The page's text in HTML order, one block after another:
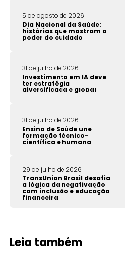
5 de agosto de 2026
Dia Nacional da Saúde:
histórias que mostram o
poder do cuidado
31 de julho de 2026
Investimento em IA deve
ter estratégia
diversificada e global
31 de julho de 2026
Ensino de Saúde une
formação técnico-
científica e humana
29 de julho de 2026
TransUnion Brasil desafia
a lógica da negativação
com inclusão e educação
financeira
Leia também